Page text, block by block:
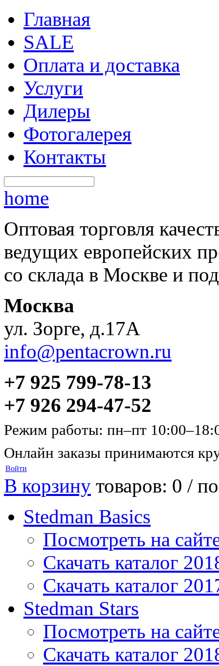
Главная
SALE
Оплата и доставка
Услуги
Дилеры
Фотогалерея
Контакты
home
Оптовая торговля
ведущих европейских
со склада в Москве и под
Москва
ул. Зорге, д.17А
info@pentacrown.ru
+7 925 799-78-13
+7 926 294-47-52
Режим работы: пн–пт
Онлайн заказы принимаются
Войти
В корзину товаров: 0 /
Stedman Basics
Посмотреть на
Скачать каталог
Скачать каталог
Stedman Stars
Посмотреть на
Скачать каталог